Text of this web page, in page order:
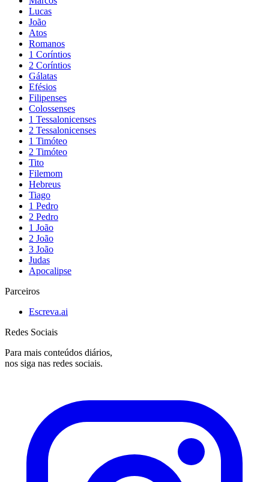
Lucas
João
Atos
Romanos
1 Coríntios
2 Coríntios
Gálatas
Efésios
Filipenses
Colossenses
1 Tessalonicenses
2 Tessalonicenses
1 Timóteo
2 Timóteo
Tito
Filemom
Hebreus
Tiago
1 Pedro
2 Pedro
1 João
2 João
3 João
Judas
Apocalipse
Parceiros
Escreva.ai
Redes Sociais
Para mais conteúdos diários,
nos siga nas redes sociais.